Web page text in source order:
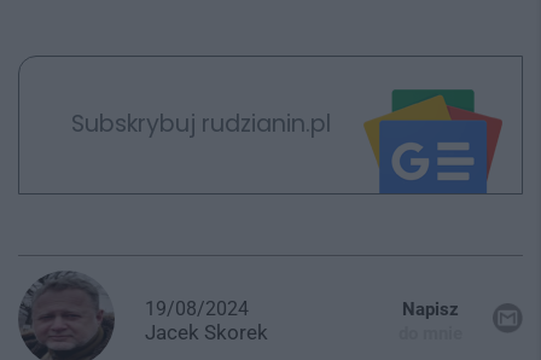
Subskrybuj rudzianin.pl
19/08/2024
Jacek Skorek
Napisz